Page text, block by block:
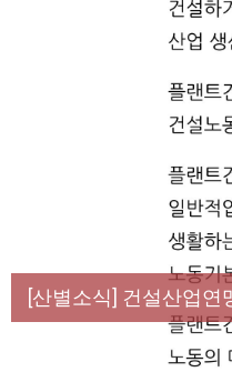
[성명] 막을 수 있었던
[산별소식] 건설산업
[강릉,속초,원주,춘천]
[조합원☆인터뷰] 서비
[본부소식] 강원지역